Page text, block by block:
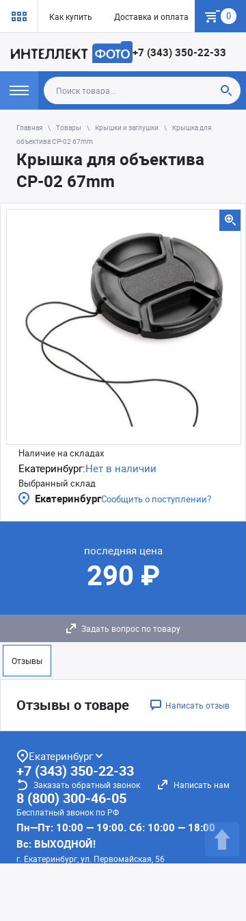
Как купить Доставка и оплата Гарантия
0
+7 (343) 350-22-33
Главная Товары Крышки и заглушки
Крышка для
объектива CP-02 67mm
Крышка для объектива
CP-02 67mm
Наличие на складах
Екатеринбург:Нет в наличии
Выбранный склад
ЕкатеринбургСообщить о поступлении?
последняя цена
290 ₽
Задать вопрос по товару
Отзывы
Отзывы о товаре Написать отзыв
Екатеринбург
+7 (343) 350-22-33
Заказать обратный звонок Написать нам
8 (800) 300-46-05
Бесплатный звонок по РФ
Пн—Пт: 10:00 — 19:00. Сб: 10:00 — 18:00
Вс: ВЫХОДНОЙ!
г. Екатеринбург, ул. Первомайская, 56